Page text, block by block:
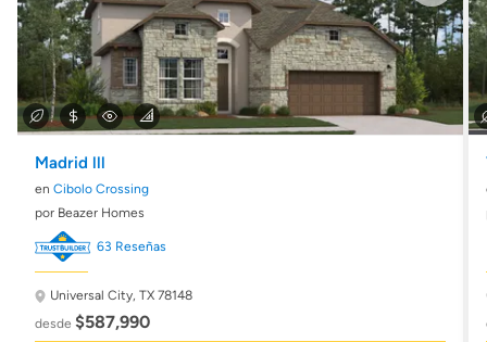
Madrid lll
en Cibolo Crossing
por Beazer Homes
63 Reseñas
Universal City, TX 78148
desde $587,990